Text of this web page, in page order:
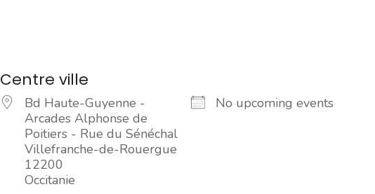
Centre ville
Bd Haute-Guyenne -
Arcades Alphonse de
Poitiers - Rue du Sénéchal
Villefranche-de-Rouergue
12200
Occitanie
No upcoming events